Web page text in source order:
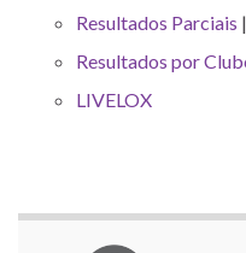
Resultados Parciais |
Resultados por
LIVELOX